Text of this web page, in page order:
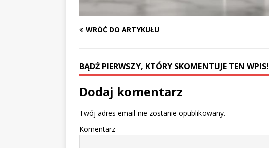
WRÓĆ DO ARTYKUŁU
BĄDŹ PIERWSZY, KTÓRY SKOMENTUJE TEN WPIS!
Dodaj komentarz
Twój adres email nie zostanie opublikowany.
Komentarz